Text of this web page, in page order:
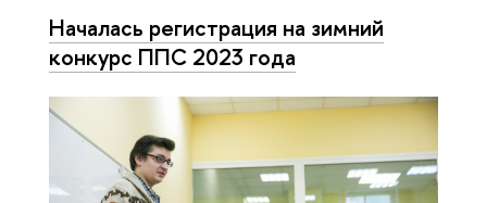
Началась регистрация на зимний
конкурс ППС 2023 года